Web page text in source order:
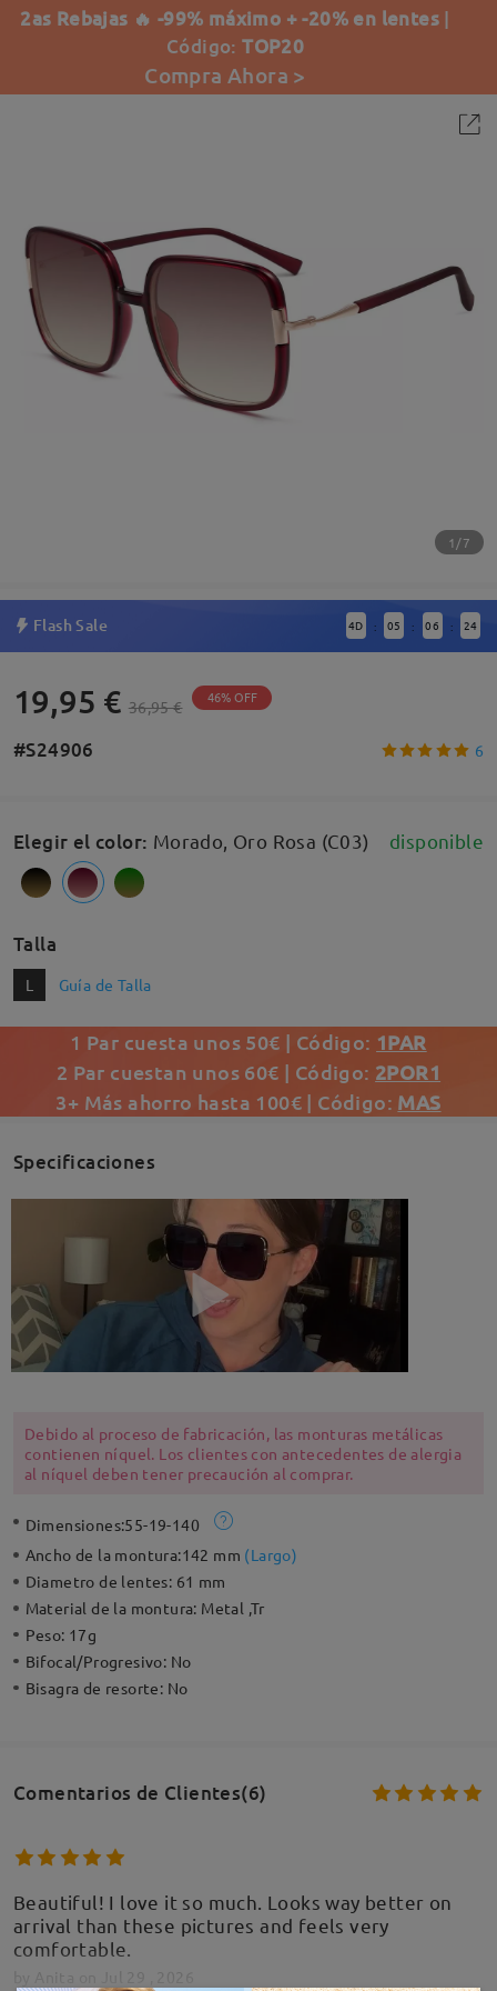
2as Rebajas 🔥 -99% máximo + -20% en lentes |
Código:TOP20
Compra Ahora >
1/7
Flash Sale 4D : 05 : 06 : 23
19,95 € 36,95 € 46% OFF
#S24906 6
Elegir el color: Morado, Oro Rosa (C03) disponible
Talla
L Guía de Talla
1 Par cuesta unos 50€ | Código: 1PAR
2 Par cuestan unos 60€ | Código: 2POR1
3+ Más ahorro hasta 100€ | Código: MAS
Specificaciones
Debido al proceso de fabricación, las monturas metálicas
contienen níquel. Los clientes con antecedentes de alergia
al níquel deben tener precaución al comprar.
Dimensiones:55-19-140
Ancho de la montura:142 mm (Largo)
Diametro de lentes: 61 mm
Material de la montura: Metal ,Tr
Peso: 17g
Bifocal/Progresivo: No
Bisagra de resorte: No
Comentarios de Clientes(6)
Beautiful! I love it so much. Looks way better on
arrival than these pictures and feels very
comfortable.